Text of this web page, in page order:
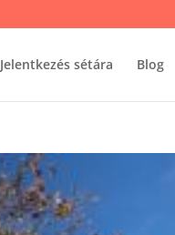
Jelentkezés sétára Blog